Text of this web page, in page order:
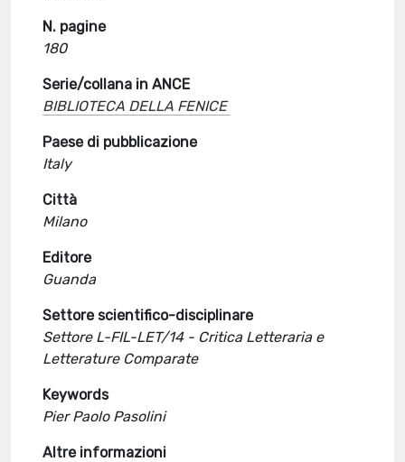
N. pagine
180
Serie/collana in ANCE
BIBLIOTECA DELLA FENICE
Paese di pubblicazione
Italy
Città
Milano
Editore
Guanda
Settore scientifico-disciplinare
Settore L-FIL-LET/14 - Critica Letteraria e
Letterature Comparate
Keywords
Pier Paolo Pasolini
Altre informazioni